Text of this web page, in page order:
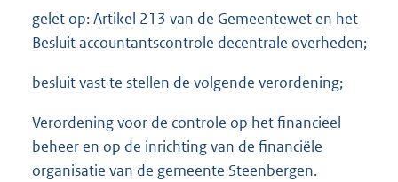
gelet op: Artikel 213 van de Gemeentewet en het
Besluit accountantscontrole decentrale overheden;
besluit vast te stellen de volgende verordening;
Verordening voor de controle op het financieel
beheer en op de inrichting van de financiële
organisatie van de gemeente Steenbergen.